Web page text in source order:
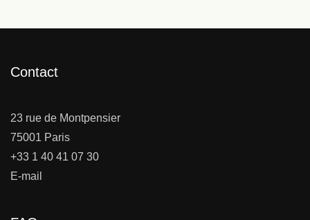
Contact
23 rue de Montpensier
75001 Paris
+33 1 40 41 07 30
E-mail